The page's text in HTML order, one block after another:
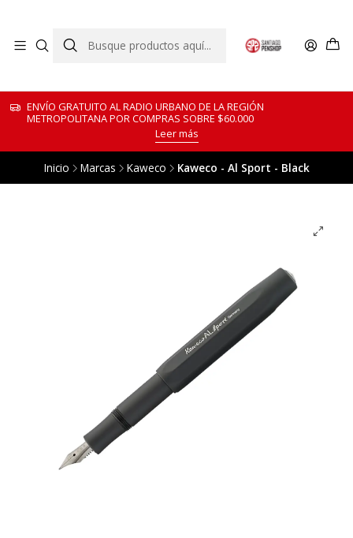
ENVÍO GRATUITO AL RADIO URBANO DE LA REGIÓN
METROPOLITANA POR COMPRAS SOBRE $60.000
Leer más
Inicio Marcas Kaweco Kaweco - Al Sport - Black